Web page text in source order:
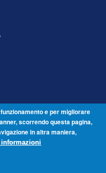
- Periodico telematico
22/07/2014 – ISSN 2421-2466
U - 30123 Venezia - Italia -
e per migliorare
scorrendo questa pagina,
in altra maniera,